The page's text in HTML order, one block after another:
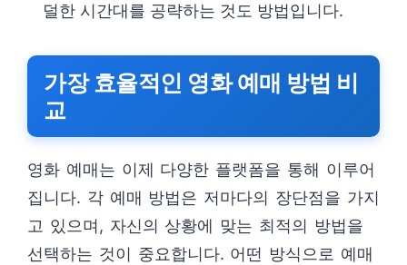
덜한 시간대를 공략하는 것도 방법입니다.
가장 효율적인 영화 예매 방법 비
교
영화 예매는 이제 다양한 플랫폼을 통해 이루어
집니다. 각 예매 방법은 저마다의 장단점을 가지
고 있으며, 자신의 상황에 맞는 최적의 방법을
선택하는 것이 중요합니다. 어떤 방식으로 예매